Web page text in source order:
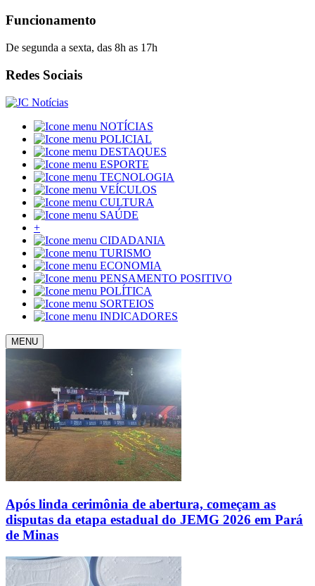
Funcionamento
De segunda a sexta, das 8h as 17h
Redes Sociais
NOTÍCIAS
POLICIAL
DESTAQUES
ESPORTE
TECNOLOGIA
VEÍCULOS
CULTURA
SAÚDE
+
CIDADANIA
TURISMO
ECONOMIA
PENSAMENTO POSITIVO
POLÍTICA
SORTEIOS
INDICADORES
MENU
Após linda cerimônia de abertura, começam as
disputas da etapa estadual do JEMG 2026 em Pará
de Minas